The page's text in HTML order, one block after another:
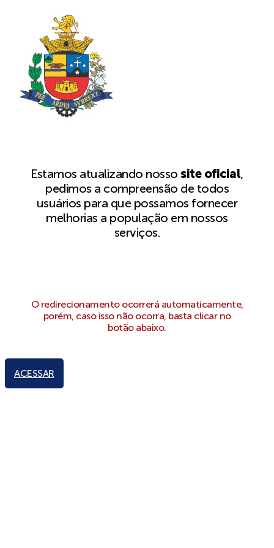
Estamos atualizando nossosite oficial,
pedimos a compreensão de todos
usuários para que possamos fornecer
melhorias a população em nossos
serviços.
O redirecionamento ocorrerá automaticamente,
porém, caso isso não ocorra, basta clicar no
botão abaixo.
ACESSAR